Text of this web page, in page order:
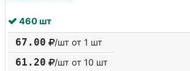
460 шт
67.00 /шт от 1 шт
61.20 /шт от 10 шт